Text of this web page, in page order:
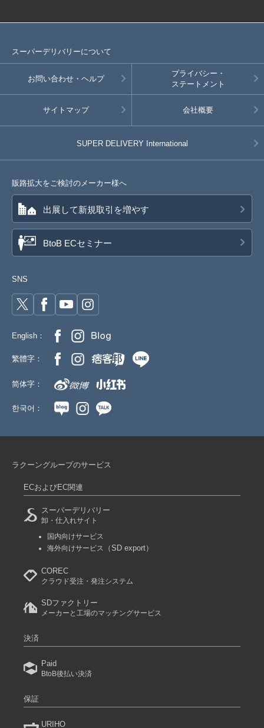
スーパーデリバリーについて
お問い合わせ・ヘルプ
プライバシー・
ステートメント
サイトマップ 会社概要
SUPER DELIVERY International
販路拡大をご検討のメーカー様へ
出展して新規取引を増やす
BtoB ECセミナー
SNS
English：
繁體字：
简体字：
한국어：
ラクーングループのサービス
ECおよびEC関連
スーパーデリバリー
卸・仕入れサイト
国内向けサービス
海外向けサービス
（SD export）
COREC
クラウド受注・発注システム
SDファクトリー
メーカーと工場のマッチングサービス
決済
Paid
BtoB後払い決済
保証
URIHO